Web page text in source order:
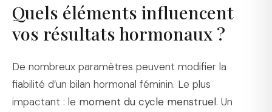
Quels éléments influencent
vos résultats hormonaux ?
De nombreux paramètres peuvent modifier la
fiabilité d’un bilan hormonal féminin. Le plus
impactant : le moment du cycle menstruel. Un